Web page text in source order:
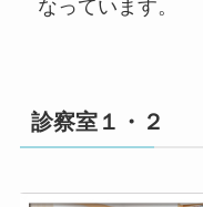
なっています。
診察室１・２